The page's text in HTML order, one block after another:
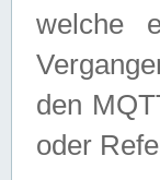
welche
den
oder